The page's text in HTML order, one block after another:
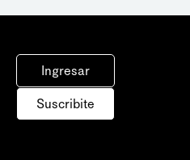
Ingresar
Suscribite